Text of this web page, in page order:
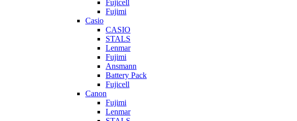
Fujicell
Fujimi
Casio
CASIO
STALS
Lenmar
Fujimi
Ansmann
Battery Pack
Fujicell
Canon
Fujimi
Lenmar